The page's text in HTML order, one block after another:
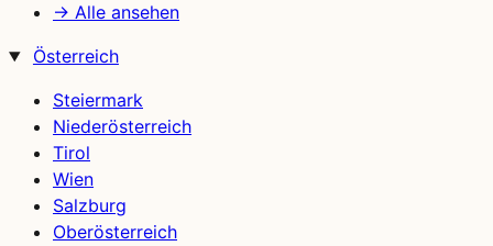
→ Alle ansehen
Österreich
Steiermark
Niederösterreich
Tirol
Wien
Salzburg
Oberösterreich